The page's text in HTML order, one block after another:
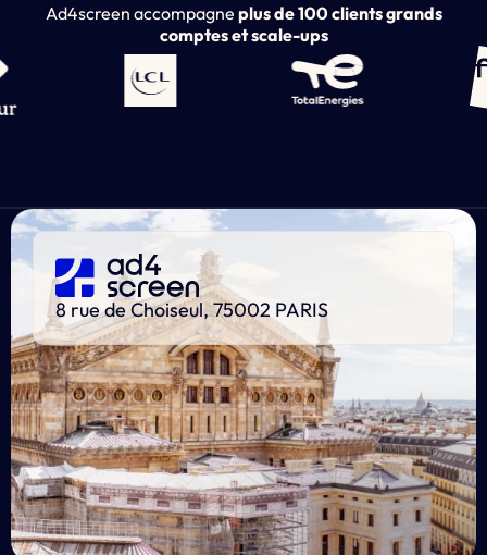
Ad4screen accompagne plus de 100 clients grands
comptes et scale-ups
8 rue de Choiseul, 75002 PARIS